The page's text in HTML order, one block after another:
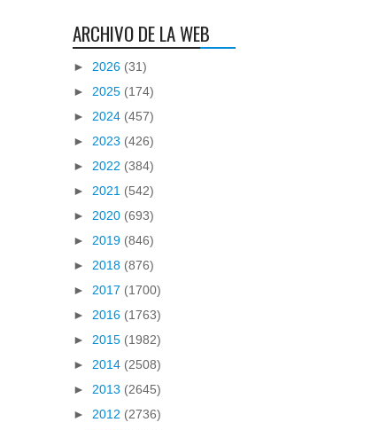
ARCHIVO DE LA WEB
► 2026 (31)
► 2025 (174)
► 2024 (457)
► 2023 (426)
► 2022 (384)
► 2021 (542)
► 2020 (693)
► 2019 (846)
► 2018 (876)
► 2017 (1700)
► 2016 (1763)
► 2015 (1982)
► 2014 (2508)
► 2013 (2645)
► 2012 (2736)